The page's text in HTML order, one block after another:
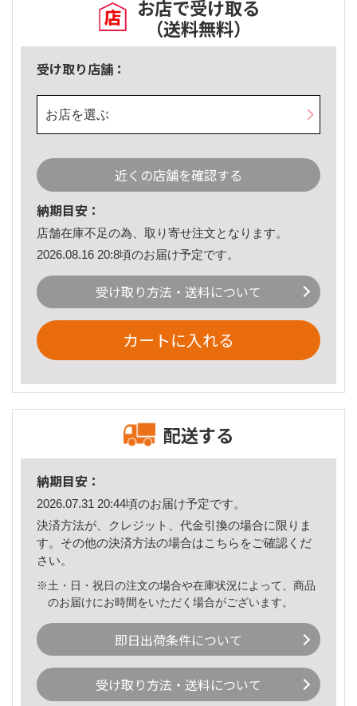
お店で受け取る
（送料無料）
受け取り店舗：
お店を選ぶ
近くの店舗を確認する
納期目安：
店舗在庫不足の為、取り寄せ注文となります。
2026.08.16 20:8頃のお届け予定です。
受け取り方法・送料について
カートに入れる
配送する
納期目安：
2026.07.31 20:44頃のお届け予定です。
決済方法が、クレジット、代金引換の場合に限りま
す。その他の決済方法の場合はこちら をご確認くだ
さい。
※土・日・祝日の注文の場合や在庫状況によって、商品
のお届けにお時間をいただく場合がございます。
即日出荷条件について
受け取り方法・送料について